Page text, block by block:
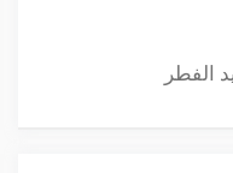
الفطر